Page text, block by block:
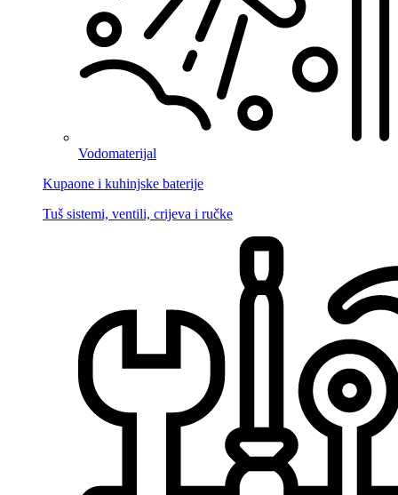
Vodomaterijal
Kupaone i kuhinjske baterije
Tuš sistemi, ventili, crijeva i ručke